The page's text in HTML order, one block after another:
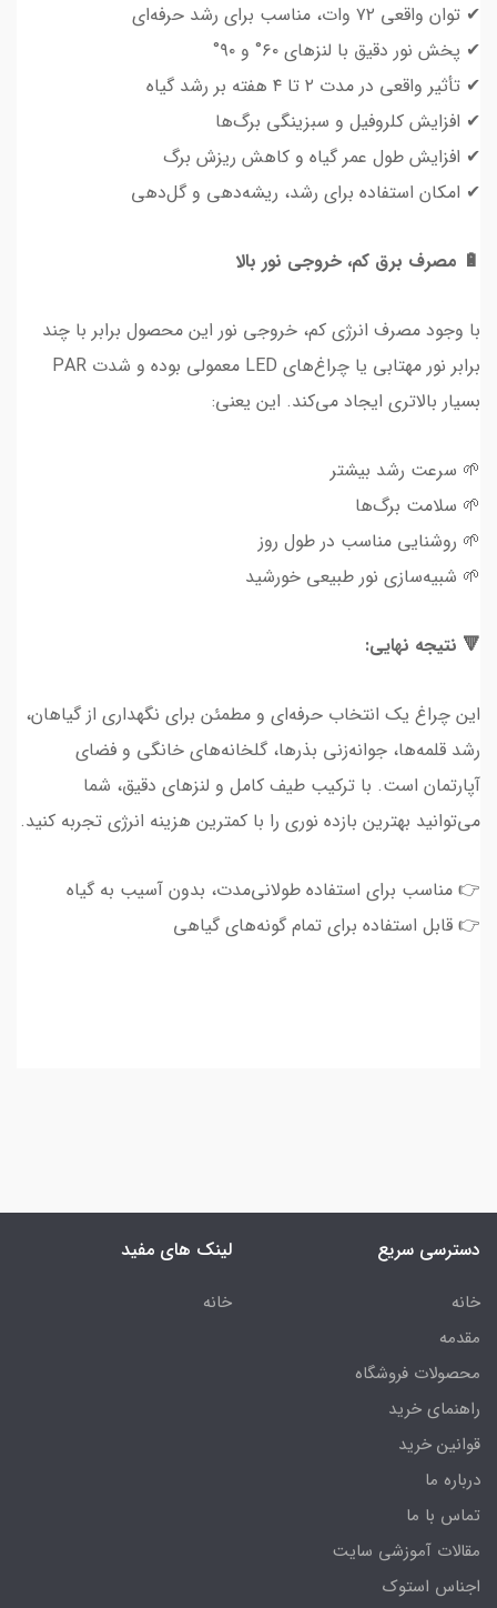
✔ توان واقعی ۷۲ وات، مناسب برای رشد حرفه‌ای
✔ پخش نور دقیق با لنزهای ۶۰° و ۹۰°
✔ تأثیر واقعی در مدت ۲ تا ۴ هفته بر رشد گیاه
✔ افزایش کلروفیل و سبزینگی برگ‌ها
✔ افزایش طول عمر گیاه و کاهش ریزش برگ
✔ امکان استفاده برای رشد، ریشه‌دهی و گل‌دهی
🔋 مصرف برق کم، خروجی نور بالا
با وجود مصرف انرژی کم، خروجی نور این محصول برابر با چند
برابر نور مهتابی یا چراغ‌های LED معمولی بوده و شدت PAR
بسیار بالاتری ایجاد می‌کند. این یعنی:
🌱 سرعت رشد بیشتر
🌱 سلامت برگ‌ها
🌱 روشنایی مناسب در طول روز
🌱 شبیه‌سازی نور طبیعی خورشید
🔻 نتیجه نهایی:
این چراغ یک انتخاب حرفه‌ای و مطمئن برای نگهداری از گیاهان،
رشد قلمه‌ها، جوانه‌زنی بذرها، گلخانه‌های خانگی و فضای
آپارتمان است. با ترکیب طیف کامل و لنزهای دقیق، شما
می‌توانید بهترین بازده نوری را با کمترین هزینه انرژی تجربه کنید.
👉 مناسب برای استفاده طولانی‌مدت، بدون آسیب به گیاه
👉 قابل استفاده برای تمام گونه‌های گیاهی
دسترسی سریع
خانه
مقدمه
محصولات فروشگاه
راهنمای خرید
قوانین خرید
درباره ما
تماس با ما
مقالات آموزشی سایت
اجناس استوک
لینک های مفید
خانه